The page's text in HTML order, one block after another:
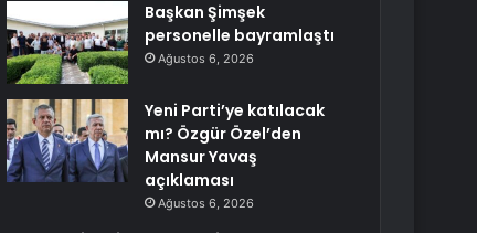
Başkan Şimşek
personelle bayramlaştı
Ağustos 6, 2026
Yeni Parti’ye katılacak
mı? Özgür Özel’den
Mansur Yavaş
açıklaması
Ağustos 6, 2026